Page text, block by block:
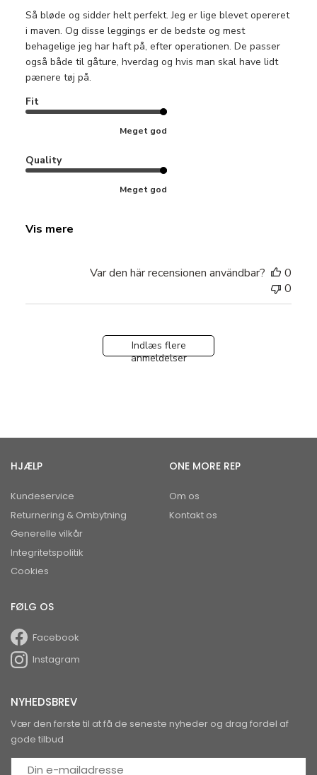
Så bløde og sidder helt perfekt. Jeg er lige blevet opereret
i maven. Og disse leggings er de bedste og mest
behagelige jeg har haft på, efter operationen. De passer
også både til gåture, hverdag og hvis man skal have lidt
pænere tøj på.
Fit
Meget god
Quality
Meget god
Vis mere
Var den här recensionen användbar?
0
0
Indlæs flere
anmeldelser
HJÆLP
Kundeservice
Returnering & Ombytning
Generelle vilkår
Integritetspolitik
Cookies
ONE MORE REP
Om os
Kontakt os
FØLG OS
Facebook
Instagram
NYHEDSBREV
Vær den første til at få de seneste nyheder og drag fordel af
gode tilbud